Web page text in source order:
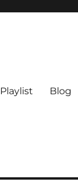
Playlist Blog